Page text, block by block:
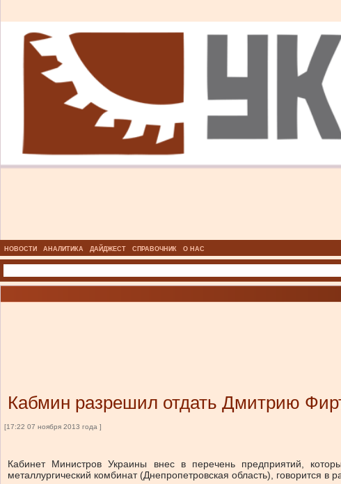
НОВОСТИ АНАЛИТИКА ДАЙДЖЕСТ СПРАВОЧНИК О НАС
Кабмин разрешил отдать Дмитрию
[17:22 07 ноября 2013 года ]
Кабинет Министров Украины внес в перечень предприятий,
металлургический комбинат (Днепропетровская область), говорится